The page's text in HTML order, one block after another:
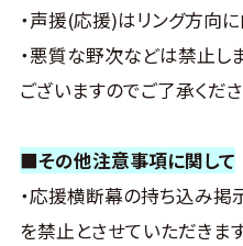
・声援(応援)はリング方向に
・悪質な野次などは禁止し
ございますのでご了承くださ
■その他注意事項に関して
・応援横断幕の持ち込み掲
を禁止とさせていただきます